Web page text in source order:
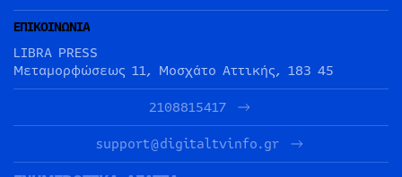
ΕΠΙΚΟΙΝΩΝΙΑ
LIBRA PRESS
Μεταμορφώσεως 11, Μοσχάτο Αττικής, 183 45
2108815417
support@digitaltvinfo.gr